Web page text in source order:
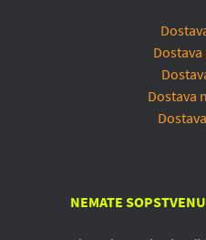
Dostava
NEMATE